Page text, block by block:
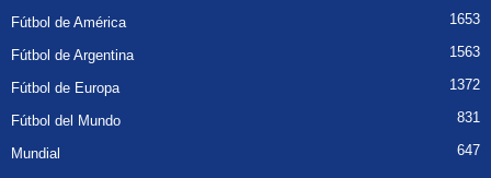
Fútbol de América 1653
Fútbol de Argentina 1563
Fútbol de Europa 1372
Fútbol del Mundo 831
Mundial 647